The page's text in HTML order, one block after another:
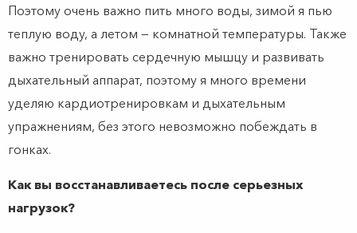
Поэтому очень важно пить много воды, зимой я пью
теплую воду, а летом — комнатной температуры. Также
важно тренировать сердечную мышцу и развивать
дыхательный аппарат, поэтому я много времени
уделяю кардиотренировкам и дыхательным
упражнениям, без этого невозможно побеждать в
гонках.
Как вы восстанавливаетесь после серьезных
нагрузок?